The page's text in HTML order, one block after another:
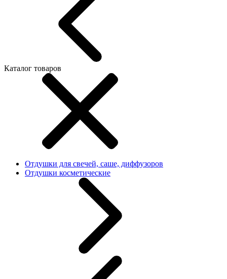
Каталог товаров
Отдушки для свечей, саше, диффузоров
Отдушки косметические